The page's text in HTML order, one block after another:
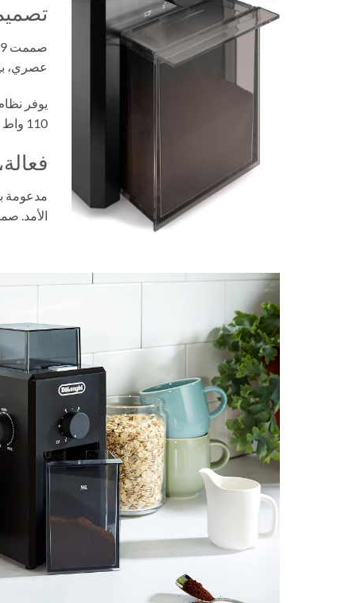
عصري،
يوفر
110 واط وشفرات الفولاذ المقاوم للصدأ، تقدم KG79 أداءً موثوقًا، متانة، وأمانًا في تصميم مدمج واحد.
الأمد.